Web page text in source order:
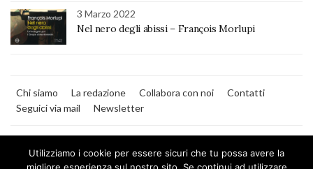
3 Marzo 2022
Nel nero degli abissi – François Morlupi
Chi siamo La redazione Collabora con noi
Contatti
Seguici via mail
Newsletter
Utilizziamo i cookie per essere sicuri che tu possa avere la